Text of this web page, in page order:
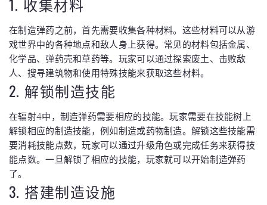
在制造弹药之前，首先需要收集各种材料。这些材料可以从游
戏世界中的各种地点和敌人身上获得。常见的材料包括金属、
化学品、弹药壳和草药等。玩家可以通过探索废土、击败敌
人、搜寻建筑物和使用特殊技能来获取这些材料。
2. 解锁制造技能
在辐射4中，制造弹药需要相应的技能。玩家需要在技能树上
解锁相应的制造技能，例如制造或药物制造。解锁这些技能需
要消耗技能点数，玩家可以通过升级角色或完成任务来获得技
能点数。一旦解锁了相应的技能，玩家就可以开始制造弹药
了。
3. 搭建制造设施